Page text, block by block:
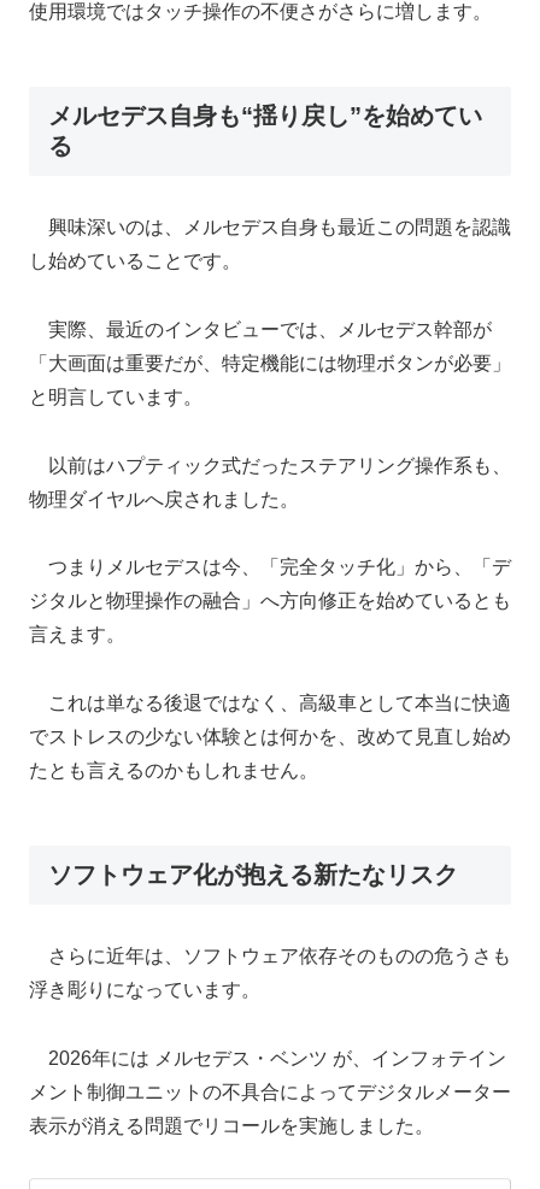
使用環境ではタッチ操作の不便さがさらに増します。
メルセデス自身も“揺り戻し”を始めてい
る
興味深いのは、メルセデス自身も最近この問題を認識
し始めていることです。
実際、最近のインタビューでは、メルセデス幹部が
「大画面は重要だが、特定機能には物理ボタンが必要」
と明言しています。
以前はハプティック式だったステアリング操作系も、
物理ダイヤルへ戻されました。
つまりメルセデスは今、「完全タッチ化」から、「デ
ジタルと物理操作の融合」へ方向修正を始めているとも
言えます。
これは単なる後退ではなく、高級車として本当に快適
でストレスの少ない体験とは何かを、改めて見直し始め
たとも言えるのかもしれません。
ソフトウェア化が抱える新たなリスク
さらに近年は、ソフトウェア依存そのものの危うさも
浮き彫りになっています。
2026年には メルセデス・ベンツ が、インフォテイン
メント制御ユニットの不具合によってデジタルメーター
表示が消える問題でリコールを実施しました。